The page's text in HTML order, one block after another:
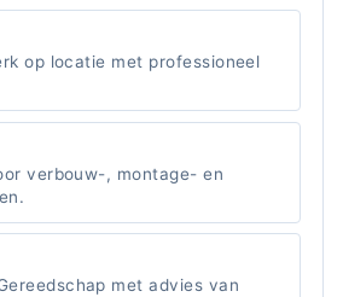
op locatie met professioneel
verbouw-, montage- en
met advies van